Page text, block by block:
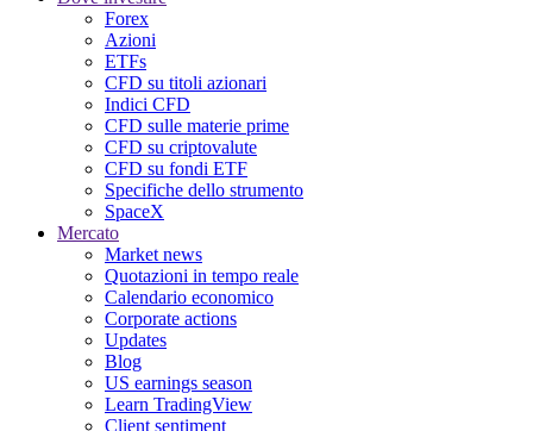
Forex
Azioni
ETFs
CFD su titoli azionari
Indici CFD
CFD sulle materie prime
CFD su criptovalute
CFD su fondi ETF
Specifiche dello strumento
SpaceX
Mercato
Market news
Quotazioni in tempo reale
Calendario economico
Corporate actions
Updates
Blog
US earnings season
Learn TradingView
Client sentiment